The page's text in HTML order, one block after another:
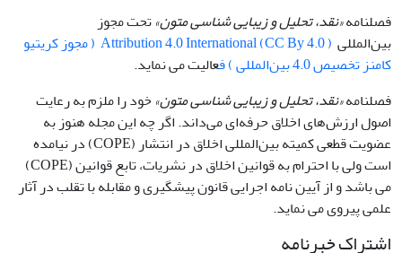
فصلنامه«نقد، تحلیل و زیبایی شناسی متون»تحت مجوز
بین‌المللی
Attribution 4.0 International (CC By 4.0 ) ( مجوز کریتیو
کامنز تخصیص 4.0 بین‌المللی ) ف
عالیت می نماید.
فصلنامه«نقد، تحلیل و زیبایی شناسی متون»خود را ملزم به رعایت
اصول ارزش‌های اخلاق حرفه‌ای می‌داند. اگر چه این مجله هنوز به
عضویت قطعی کمیته بین‌المللی اخلاق در انتشار (COPE) در نیامده
است ولی با احترام به قوانین اخلاق در نشریات، تابع قوانین (COPE)
می باشد و از آیین نامه اجرایی قانون پیشگیری و مقابله با تقلب در آثار
علمی پیروی می نماید.
اشتراک خبرنامه